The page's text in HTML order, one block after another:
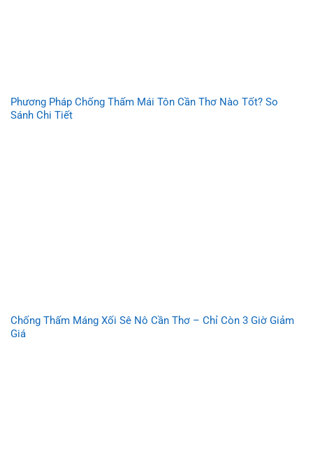
Phương Pháp Chống Thấm Mái Tôn Cần Thơ Nào Tốt? So
Sánh Chi Tiết
Chống Thấm Máng Xối Sê Nô Cần Thơ – Chỉ Còn 3 Giờ Giảm
Giá